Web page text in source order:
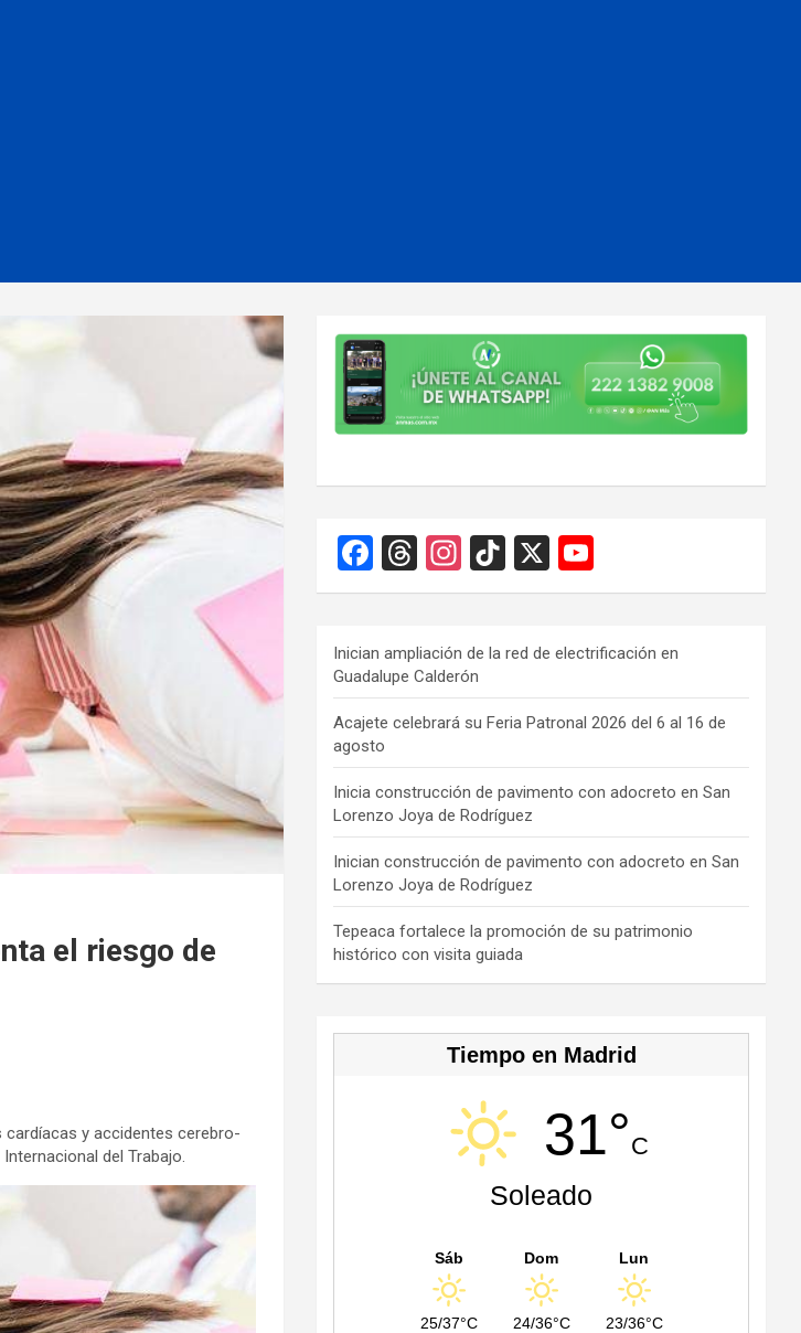
el riesgo de
y accidentes cerebro-
del Trabajo.
F
a
b
o
o
k
T
hr
a
d
s
In
st
gr
a
m
Ti
k
o
k
X
o
T
u
b
e
C
h
a
n
n
el
Inician ampliación de la red de electrificación en
Guadalupe Calderón
Acajete celebrará su Feria Patronal 2026 del 6 al 16 de
agosto
Inicia construcción de pavimento con adocreto en San
Lorenzo Joya de Rodríguez
Inician construcción de pavimento con adocreto en San
Lorenzo Joya de Rodríguez
Tepeaca fortalece la promoción de su patrimonio
histórico con visita guiada
Tiempo en Madrid
31°C
Soleado
Sáb
25/37°C
Dom
24/36°C
Lun
23/36°C